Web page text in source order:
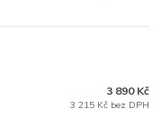
3 890 Kč
3 215 Kč bez DPH